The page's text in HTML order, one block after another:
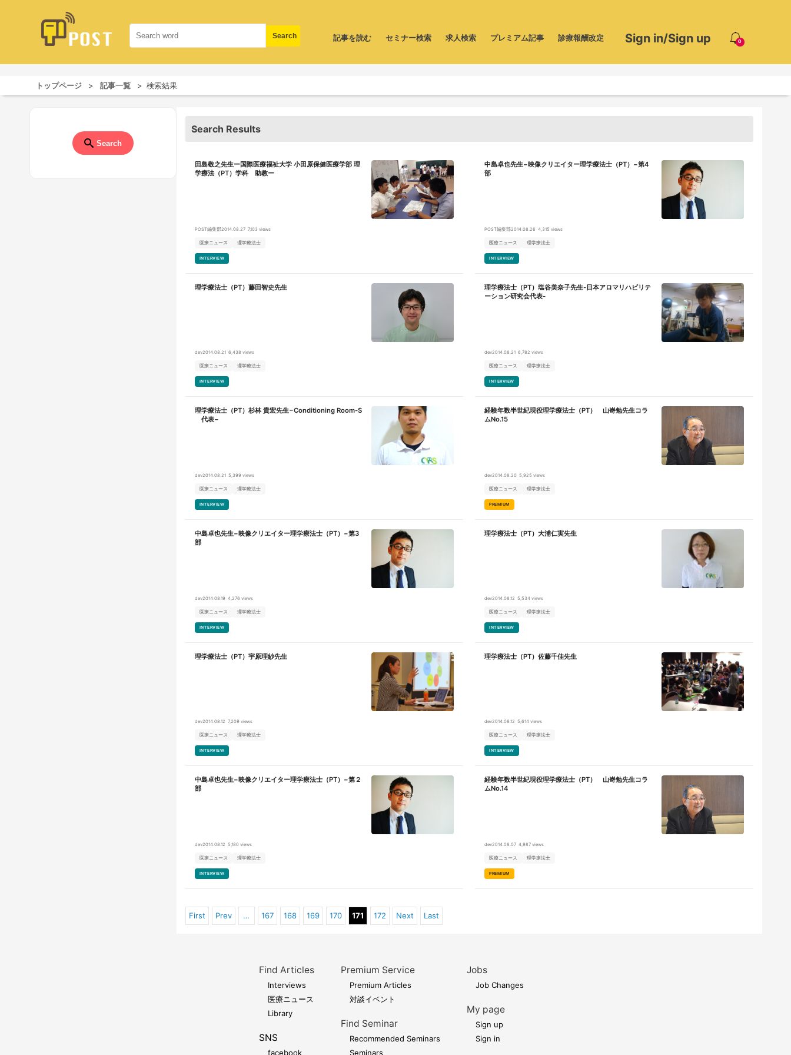
0
Sign in/Sign up
記事を読む セミナー検索 求人検索 プレミアム記事 診療報酬改定
トップページ 記事一覧 検索結果
Search
Search Results
田島敬之先生ー国際医療福祉大学 小田原保健医療学部 理
学療法（PT）学科 助教ー
POST編集部2014.08.27 7,103 views
医療ニュース 理学療法士
INTERVIEW
中島卓也先生−映像クリエイター理学療法士（PT）−第4
部
POST編集部2014.08.26 4,315 views
医療ニュース 理学療法士
INTERVIEW
理学療法士（PT）藤田智史先生
dev2014.08.21 6,438 views
医療ニュース 理学療法士
INTERVIEW
理学療法士（PT）塩谷美奈子先生-日本アロマリハビリテ
ーション研究会代表-
dev2014.08.21 6,782 views
医療ニュース 理学療法士
INTERVIEW
理学療法士（PT）杉林 貴宏先生−Conditioning Room-S
代表−
dev2014.08.21 5,399 views
医療ニュース 理学療法士
INTERVIEW
経験年数半世紀現役理学療法士（PT） 山㟢勉先生コラ
ムNo.15
dev2014.08.20 5,925 views
医療ニュース 理学療法士
PREMIUM
中島卓也先生−映像クリエイター理学療法士（PT）−第3
部
dev2014.08.19 4,276 views
医療ニュース 理学療法士
INTERVIEW
理学療法士（PT）大浦仁実先生
dev2014.08.12 5,534 views
医療ニュース 理学療法士
INTERVIEW
理学療法士（PT）宇原理紗先生
dev2014.08.12 7,209 views
医療ニュース 理学療法士
INTERVIEW
理学療法士（PT）佐藤千佳先生
dev2014.08.12 5,614 views
医療ニュース 理学療法士
INTERVIEW
中島卓也先生−映像クリエイター理学療法士（PT）−第２
部
dev2014.08.12 5,180 views
医療ニュース 理学療法士
INTERVIEW
経験年数半世紀現役理学療法士（PT） 山㟢勉先生コラ
ムNo.14
dev2014.08.07 4,987 views
医療ニュース 理学療法士
PREMIUM
First Prev … 167 168 169 170 171 172 Next Last
Find Articles
Interviews
医療ニュース
Library
SNS
facebook
Premium Service
Premium Articles
対談イベント
Find Seminar
Recommended Seminars
Seminars
Jobs
Job Changes
My page
Sign up
Sign in